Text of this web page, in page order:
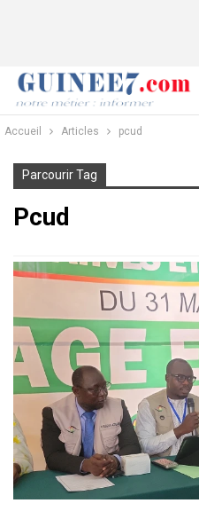
Accueil Articles pcud
Parcourir Tag
Pcud